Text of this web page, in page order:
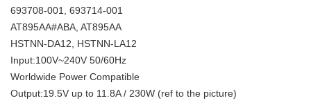
693708-001, 693714-001
AT895AA#ABA, AT895AA
HSTNN-DA12, HSTNN-LA12
Input:100V~240V 50/60Hz
Worldwide Power Compatible
Output:19.5V up to 11.8A / 230W (ref to the picture)